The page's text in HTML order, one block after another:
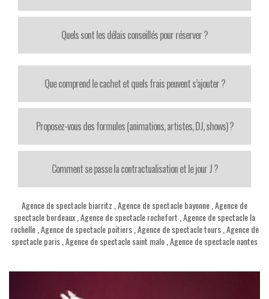
Quels sont les délais conseillés pour réserver ?
Que comprend le cachet et quels frais peuvent s’ajouter ?
Proposez-vous des formules (animations, artistes, DJ, shows) ?
Comment se passe la contractualisation et le jour J ?
Agence de spectacle biarritz Agence de spectacle bayonne Agence de
spectacle bordeaux Agence de spectacle rochefort Agence de spectacle la
rochelle, Agence de spectacle poitiers, Agence de spectacle tours, Agence de
spectacle paris Agence de spectacle saint malo Agence de spectacle nantes